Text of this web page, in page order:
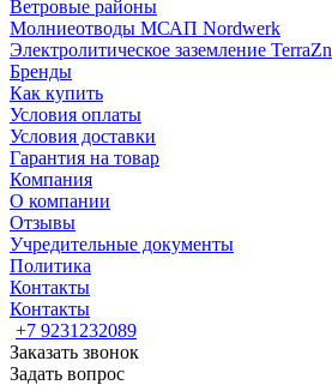
Ветровые районы
Молниеотводы МСАП Nordwerk
Электролитическое заземление TerraZn
Бренды
Как купить
Условия оплаты
Условия доставки
Гарантия на товар
Компания
О компании
Отзывы
Учредительные документы
Политика
Контакты
Контакты
+7 9231232089
Заказать звонок
Задать вопрос